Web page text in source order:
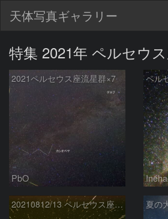
天体写真ギャラリー
特集 2021年 ペルセウ
2021ペルセウス座流星群×7
PbO
ペル
20210812/13 ペルセウス座流星群